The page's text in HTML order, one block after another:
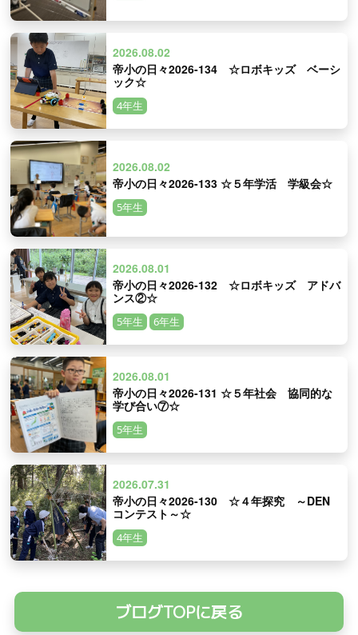
2026.08.02
帝小の日々2026-134 ☆ロボキッズ ベーシ
ック☆
4年生
2026.08.02
帝小の日々2026-133 ☆５年学活 学級会☆
5年生
2026.08.01
帝小の日々2026-132 ☆ロボキッズ アドバ
ンス②☆
5年生 6年生
2026.08.01
帝小の日々2026-131 ☆５年社会 協同的な
学び合い⑦☆
5年生
2026.07.31
帝小の日々2026-130 ☆４年探究 ～DEN
コンテスト～☆
4年生
ブログTOPに戻る